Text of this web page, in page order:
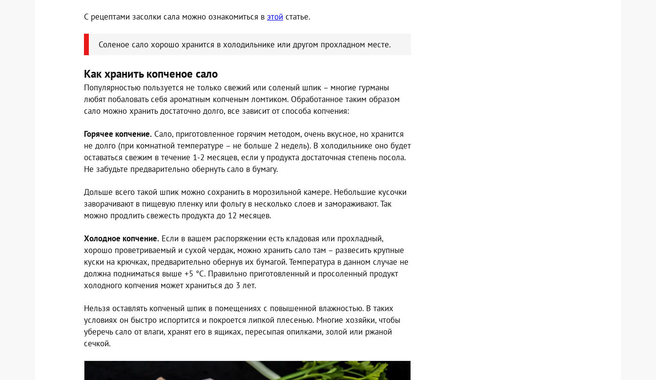
С рецептами засолки сала можно ознакомиться в этой статье.
Соленое сало хорошо хранится в холодильнике или другом прохладном месте.
Как хранить копченое сало
Популярностью пользуется не только свежий или соленый шпик – многие гурманы
любят побаловать себя ароматным копченым ломтиком. Обработанное таким образом
сало можно хранить достаточно долго, все зависит от способа копчения:
Горячее копчение. Сало, приготовленное горячим методом, очень вкусное, но хранится
не долго (при комнатной температуре – не больше 2 недель). В холодильнике оно будет
оставаться свежим в течение 1-2 месяцев, если у продукта достаточная степень посола.
Не забудьте предварительно обернуть сало в бумагу.
Дольше всего такой шпик можно сохранить в морозильной камере. Небольшие кусочки
заворачивают в пищевую пленку или фольгу в несколько слоев и замораживают. Так
можно продлить свежесть продукта до 12 месяцев.
Холодное копчение. Если в вашем распоряжении есть кладовая или прохладный,
хорошо проветриваемый и сухой чердак, можно хранить сало там – развесить крупные
куски на крючках, предварительно обернув их бумагой. Температура в данном случае не
должна подниматься выше +5 °C. Правильно приготовленный и просоленный продукт
холодного копчения может храниться до 3 лет.
Нельзя оставлять копченый шпик в помещениях с повышенной влажностью. В таких
условиях он быстро испортится и покроется липкой плесенью. Многие хозяйки, чтобы
уберечь сало от влаги, хранят его в ящиках, пересыпая опилками, золой или ржаной
сечкой.